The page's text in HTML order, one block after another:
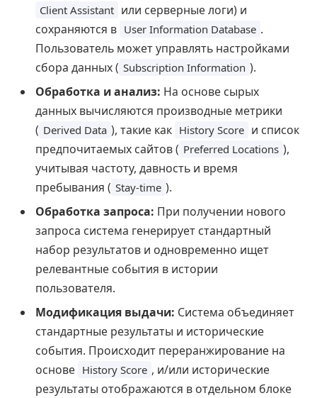
Client Assistant или серверные логи) и
сохраняются в User Information Database .
Пользователь может управлять настройками
сбора данных ( Subscription Information ).
Обработка и анализ: На основе сырых
данных вычисляются производные метрики
( Derived Data ), такие как History Score и список
предпочитаемых сайтов ( Preferred Locations ),
учитывая частоту, давность и время
пребывания ( Stay-time ).
Обработка запроса: При получении нового
запроса система генерирует стандартный
набор результатов и одновременно ищет
релевантные события в истории
пользователя.
Модификация выдачи: Система объединяет
стандартные результаты и исторические
события. Происходит переранжирование на
основе History Score , и/или исторические
результаты отображаются в отдельном блоке